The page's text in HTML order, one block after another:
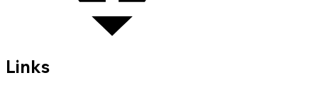
Links